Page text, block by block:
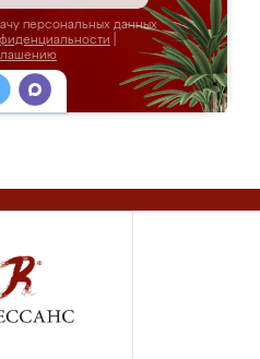
персональных данных